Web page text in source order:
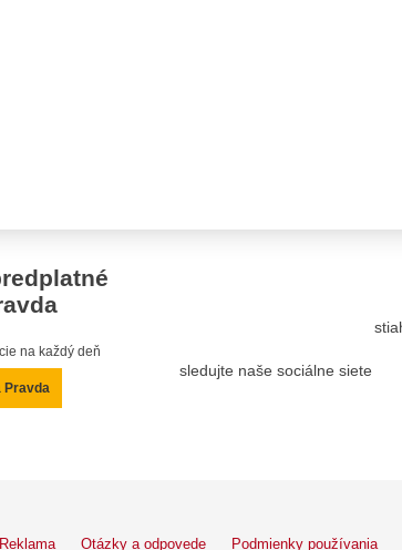
na každý deň
Pravda
sledujte naše sociálne siete
Reklama Otázky a odpovede Podmienky používania